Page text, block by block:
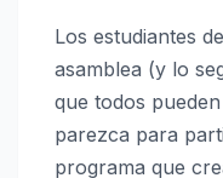
Los estudiantes
asamblea (y lo
que todos
parezca para
programa que